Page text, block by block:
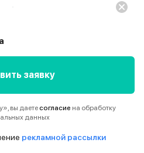
заявку
вы даетесогласие на обработку
данных
рекламной рассылки